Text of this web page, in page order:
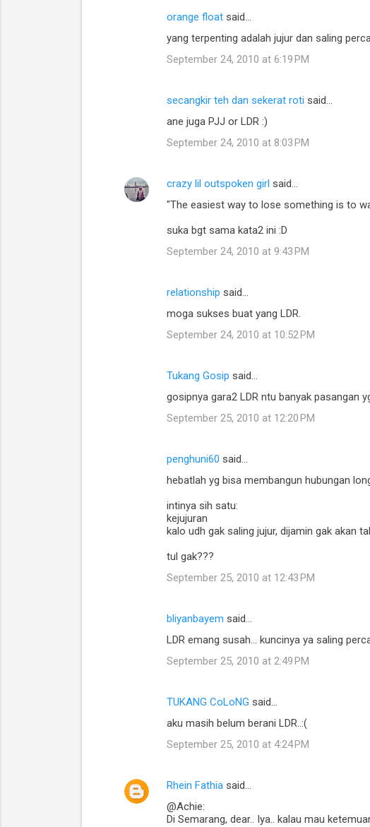
orange floatsaid…
yang terpenting adalah jujur dan saling
September 24, 2010 at 6:19 PM
secangkir teh dan sekerat roti said…
ane juga PJJ or LDR :)
September 24, 2010 at 8:03 PM
crazy lil outspoken girl said…
"The easiest way to lose something is to
suka bgt sama kata2 ini :D
September 24, 2010 at 9:43 PM
relationship said…
moga sukses buat yang LDR.
September 24, 2010 at 10:52 PM
Tukang Gosip said…
gosipnya gara2 LDR ntu banyak pasangan
September 25, 2010 at 12:20 PM
penghuni60 said…
hebatlah yg bisa membangun hubungan
intinya sih satu:
kejujuran
kalo udh gak saling jujur, dijamin gak akan
tul gak???
September 25, 2010 at 12:43 PM
bliyanbayem said…
LDR emang susah... kuncinya ya saling
September 25, 2010 at 2:49 PM
TUKANG CoLoNG said…
aku masih belum berani LDR..:(
September 25, 2010 at 4:24 PM
Rhein Fathiasaid…
@Achie:
Di Semarang, dear.. Iya.. kalau mau